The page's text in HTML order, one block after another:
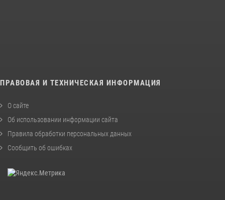
ПРАВОВАЯ И ТЕХНИЧЕСКАЯ ИНФОРМАЦИЯ
О сайте
Об использовании информации сайта
Правила обработки персональных данных
Сообщить об ошибках